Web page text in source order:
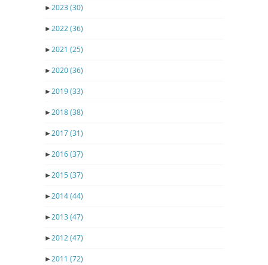
►2023 (30)
►2022(36)
►2021 (25)
►2020(36)
►2019(33)
►2018(38)
►2017(31)
►2016(37)
►2015(37)
►2014(44)
►2013 (47)
►2012(47)
►2011 (72)